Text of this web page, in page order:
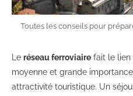
Toutes les conseils pour
Le réseau ferroviaire fait le lien
moyenne et grande
attractivité touristique. Un